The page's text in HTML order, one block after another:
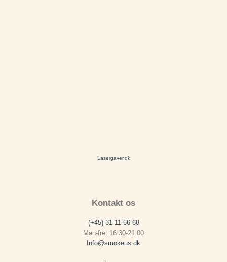
Lasergaver.dk
Kontakt os
(+45) 31 11 66 68
Man-fre: 16.30-21.00
Info@smokeus.dk